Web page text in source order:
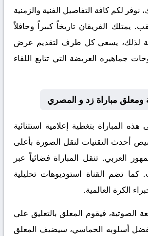
لكم كافة التفاصيل الفنية والزمنية
يمتلك الفريقان تاريخاً كبيراً وحافلاً
لذلك، يسعى كل طرف لتقديم عرض
جماهيره العريضة التي تتابع اللقاء
ومعلق مباراة زد و المصري
المباراة بتغطية إعلامية استثنائية
أحدث التقنيات لنقل الصورة بأعلى
العربي. تنقل المباراة فضائياً عبر
. كما تضم القناة استوديوهات تحليلية
الكرة العالمية.
الصوتية، فيقوم المعلق بالتعليق على
أسلوبه الحماسي، سيضيف المعلق